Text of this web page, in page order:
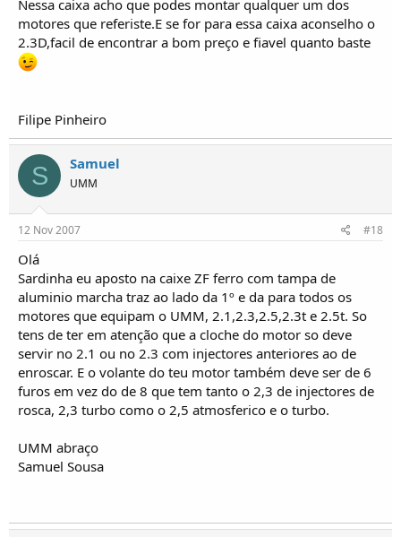
Nessa caixa acho que podes montar qualquer um dos
motores que referiste.E se for para essa caixa aconselho o
2.3D,facil de encontrar a bom preço e fiavel quanto baste
Filipe Pinheiro
S Samuel
UMM
12 Nov 2007 #18
Olá
Sardinha eu aposto na caixe ZF ferro com tampa de
aluminio marcha traz ao lado da 1º e da para todos os
motores que equipam o UMM, 2.1,2.3,2.5,2.3t e 2.5t. So
tens de ter em atenção que a cloche do motor so deve
servir no 2.1 ou no 2.3 com injectores anteriores ao de
enroscar. E o volante do teu motor também deve ser de 6
furos em vez do de 8 que tem tanto o 2,3 de injectores de
rosca, 2,3 turbo como o 2,5 atmosferico e o turbo.
UMM abraço
Samuel Sousa